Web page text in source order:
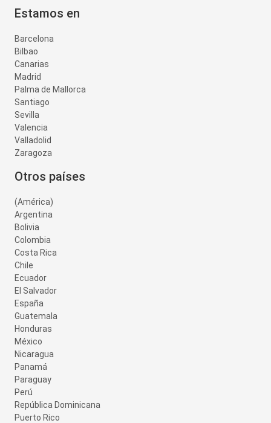
Estamos en
Barcelona
Bilbao
Canarias
Madrid
Palma de Mallorca
Santiago
Sevilla
Valencia
Valladolid
Zaragoza
Otros países
(América)
Argentina
Bolivia
Colombia
Costa Rica
Chile
Ecuador
El Salvador
España
Guatemala
Honduras
México
Nicaragua
Panamá
Paraguay
Perú
República Dominicana
Puerto Rico